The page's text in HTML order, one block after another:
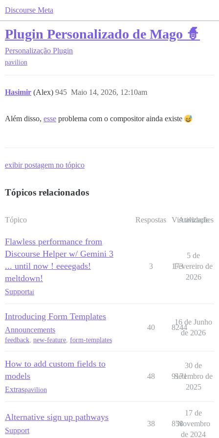
Discourse Meta
Plugin Personalizado de Mago 🧙
Personalização Plugin
pavilion
Hasimir (Alex) Maio 14, 2026, 12:10am
945
Além disso, esse problema com o compositor ainda existe
exibir postagem no tópico
Tópicos relacionados
Tópico Respostas Visualizações
Atividade
Flawless performance from
Discourse Helper w/ Gemini 3
... until now ! eeeegads!
meltdown!
Supportai
3 173
5 de
Fevereiro de
2026
Introducing Form Templates
Announcements
feedback, new-feature, form-templates
40 8244
16 de Junho
de 2026
How to add custom fields to
models
Extraspavilion
48 9171
30 de
Setembro de
2025
Alternative sign up pathways
Support
38 858
17 de
Novembro
de 2024